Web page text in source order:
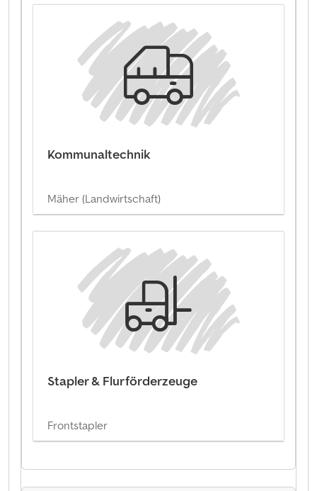
Kommunaltechnik
Mäher (Landwirtschaft)
Stapler & Flurförderzeuge
Frontstapler